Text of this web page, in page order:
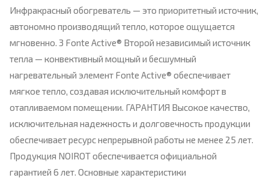
Инфракрасный обогреватель — это приоритетный источник,
автономно производящий тепло, которое ощущается
мгновенно. 3 Fonte Active® Второй независимый источник
тепла — конвективный мощный и бесшумный
нагревательный элемент Fonte Active® обеспечивает
мягкое тепло, создавая исключительный комфорт в
отапливаемом помещении. ГАРАНТИЯ Высокое качество,
исключительная надежность и долговечность продукции
обеспечивает ресурс непрерывной работы не менее 25 лет.
Продукция NOIROT обеспечивается официальной
гарантией 6 лет. Основные характеристики